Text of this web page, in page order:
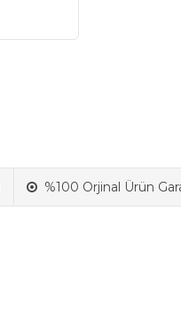
%100 Orjinal Ürün